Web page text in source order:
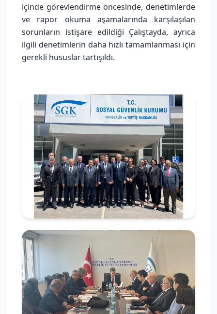
içinde görevlendirme öncesinde, denetimlerde
ve rapor okuma aşamalarında karşılaşılan
sorunların istişare edildiği Çalıştayda, ayrıca
ilgili denetimlerin daha hızlı tamamlanması için
gerekli hususlar tartışıldı.